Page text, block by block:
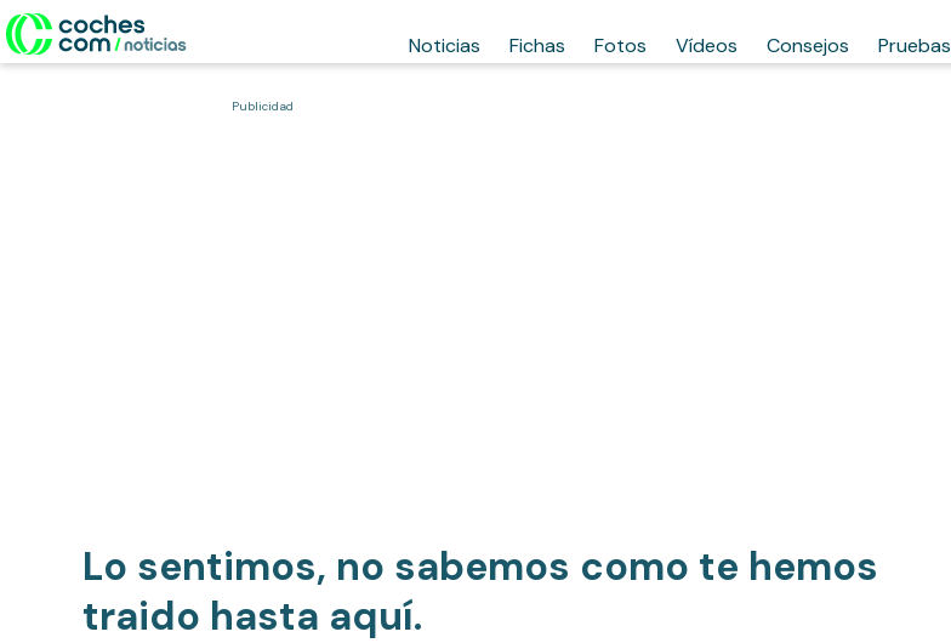
Noticias Fichas Fotos Vídeos Consejos Pruebas
Publicidad
Lo sentimos, no sabemos como te hemos
traido hasta aquí.